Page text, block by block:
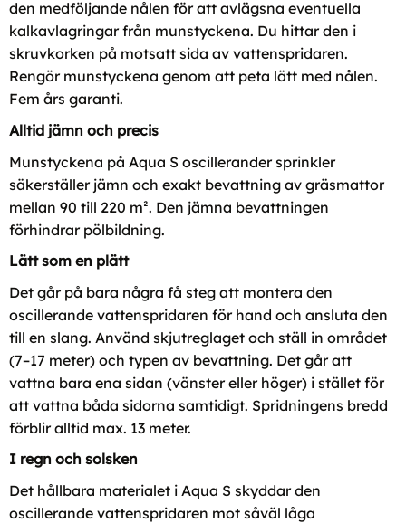
den medföljande nålen för att avlägsna eventuella
kalkavlagringar från munstyckena. Du hittar den i
skruvkorken på motsatt sida av vattenspridaren.
Rengör munstyckena genom att peta lätt med nålen.
Fem års garanti.
Alltid jämn och precis
Munstyckena på Aqua S oscillerander sprinkler
säkerställer jämn och exakt bevattning av gräsmattor
mellan 90 till 220 m². Den jämna bevattningen
förhindrar pölbildning.
Lätt som en plätt
Det går på bara några få steg att montera den
oscillerande vattenspridaren för hand och ansluta den
till en slang. Använd skjutreglaget och ställ in området
(7–17 meter) och typen av bevattning. Det går att
vattna bara ena sidan (vänster eller höger) i stället för
att vattna båda sidorna samtidigt. Spridningens bredd
förblir alltid max. 13 meter.
I regn och solsken
Det hållbara materialet i Aqua S skyddar den
oscillerande vattenspridaren mot såväl låga